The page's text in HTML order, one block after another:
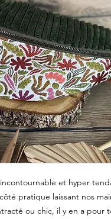
incontournable et hyper
pratique laissant nos
ou chic, il y en a pour